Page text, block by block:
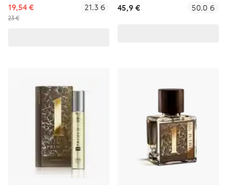
19,54 €
23 €
21.3 б 45,9 € 50.0 б